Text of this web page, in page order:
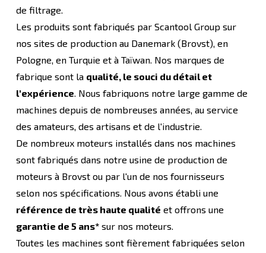
de filtrage.
Les produits sont fabriqués par Scantool Group sur
nos sites de production au Danemark (Brovst), en
Pologne, en Turquie et à Taïwan. Nos marques de
fabrique sont la qualité, le souci du détail et
l'expérience. Nous fabriquons notre large gamme de
machines depuis de nombreuses années, au service
des amateurs, des artisans et de l'industrie.
De nombreux moteurs installés dans nos machines
sont fabriqués dans notre usine de production de
moteurs à Brovst ou par l'un de nos fournisseurs
selon nos spécifications. Nous avons établi une
référence de très haute qualité et offrons une
garantie de 5 ans*sur nos moteurs.
Toutes les machines sont fièrement fabriquées selon